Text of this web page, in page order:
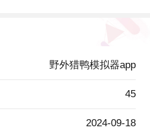
野外猎鸭模拟器app
45
2024-09-18